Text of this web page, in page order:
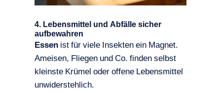
4. Lebensmittel und Abfälle sicher
aufbewahren
Essenist für viele Insekten ein Magnet.
Ameisen, Fliegen und Co. finden selbst
kleinste Krümel oder offene Lebensmittel
unwiderstehlich.